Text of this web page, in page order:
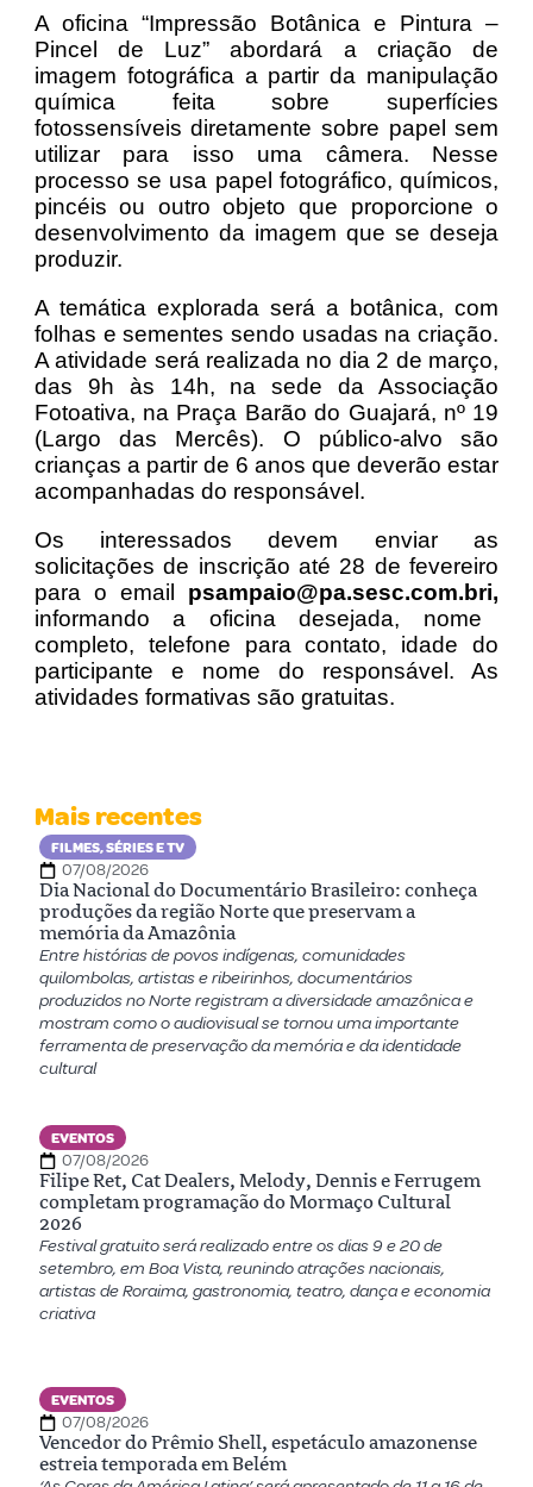
A oficina “Impressão Botânica e Pintura –
Pincel de Luz” abordará a criação de
imagem fotográfica a partir da manipulação
química feita sobre superfícies
fotossensíveis diretamente sobre papel sem
utilizar para isso uma câmera. Nesse
processo se usa papel fotográfico, químicos,
pincéis ou outro objeto que proporcione o
desenvolvimento da imagem que se deseja
produzir.
A temática explorada será a botânica, com
folhas e sementes sendo usadas na criação.
A atividade será realizada no dia 2 de março,
das 9h às 14h, na sede da Associação
Fotoativa, na Praça Barão do Guajará, nº 19
(Largo das Mercês). O público-alvo são
crianças a partir de 6 anos que deverão estar
acompanhadas do responsável.
Os interessados devem enviar as
solicitações de inscrição até 28 de fevereiro
para o email psampaio@pa.sesc.com.bri,
informando a oficina desejada, nome
completo, telefone para contato, idade do
participante e nome do responsável. As
atividades formativas são gratuitas.
Mais recentes
FILMES, SÉRIES E TV
07/08/2026
Dia Nacional do Documentário Brasileiro: conheça
produções da região Norte que preservam a
memória da Amazônia
Entre histórias de povos indígenas, comunidades
quilombolas, artistas e ribeirinhos, documentários
produzidos no Norte registram a diversidade amazônica e
mostram como o audiovisual se tornou uma importante
ferramenta de preservação da memória e da identidade
cultural
EVENTOS
07/08/2026
Filipe Ret, Cat Dealers, Melody, Dennis e Ferrugem
completam programação do Mormaço Cultural
2026
Festival gratuito será realizado entre os dias 9 e 20 de
setembro, em Boa Vista, reunindo atrações nacionais,
artistas de Roraima, gastronomia, teatro, dança e economia
criativa
EVENTOS
07/08/2026
Vencedor do Prêmio Shell, espetáculo amazonense
estreia temporada em Belém